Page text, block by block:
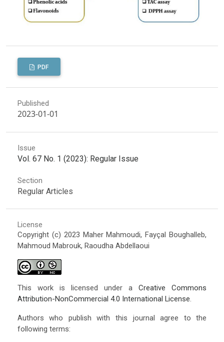
PDF
Published
2023-01-01
Issue
Vol. 67 No. 1 (2023): Regular Issue
Section
Regular Articles
License
Copyright (c) 2023 Maher Mahmoudi, Fayçal Boughalleb,
Mahmoud Mabrouk, Raoudha Abdellaoui
This work is licensed under aCreative Commons
Attribution-NonCommercial 4.0 International License.
Authors who publish with this journal agree to the
following terms: